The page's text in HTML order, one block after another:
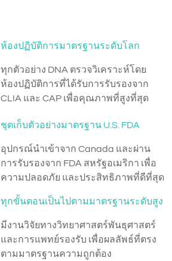
ห้องปฏิบัติการมาตรฐานระดับโลก
ทุกตัวอย่าง DNA ตรวจวิเคราะห์โดย
ห้องปฏิบัติการที่ได้รับการรับรองจาก
CLIA และ CAP เพื่อคุณภาพที่สูงที่สุด
ชุดเก็บตัวอย่างมาตรฐาน U.S. FDA
อุปกรณ์นำเข้าจาก Canada และผ่าน
การรับรองจาก FDA สหรัฐอเมริกา เพื่อ
ความปลอดภัย และประสิทธิภาพที่ดีที่สุด
ทุกขั้นตอนเป็นไปตามมาตรฐานระดับสูง
มีงานวิจัยทางวิทยาศาสตร์พันธุศาสตร์
และการแพทย์รองรับ เพื่อผลลัพธ์ที่ตรง
ตามมาตรฐานความถูกต้อง